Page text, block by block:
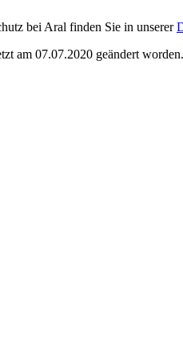
bei Aral finden Sie in unserer
am 07.07.2020 geändert worden.